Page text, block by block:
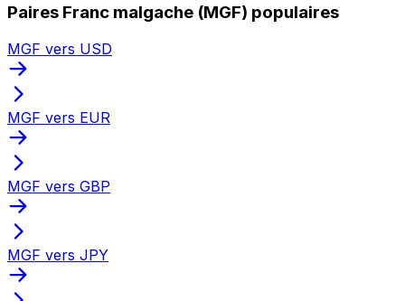
Paires Franc malgache (MGF) populaires
MGF vers USD
MGF vers EUR
MGF vers GBP
MGF vers JPY